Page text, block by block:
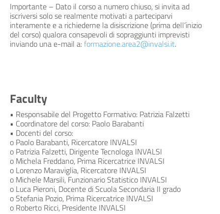
Importante – Dato il corso a numero chiuso, si invita ad
iscriversi solo se realmente motivati a parteciparvi
interamente e a richiederne la disiscrizione (prima dell’inizio
del corso) qualora consapevoli di sopraggiunti imprevisti
inviando una e-mail a:formazione.area2@invalsi.it.
Faculty
• Responsabile del Progetto Formativo: Patrizia Falzetti
• Coordinatore del corso: Paolo Barabanti
• Docenti del corso:
o Paolo Barabanti, Ricercatore INVALSI
o Patrizia Falzetti, Dirigente Tecnologa INVALSI
o Michela Freddano, Prima Ricercatrice INVALSI
o Lorenzo Maraviglia, Ricercatore INVALSI
o Michele Marsili, Funzionario Statistico INVALSI
o Luca Pieroni, Docente di Scuola Secondaria II grado
o Stefania Pozio, Prima Ricercatrice INVALSI
o Roberto Ricci, Presidente INVALSI